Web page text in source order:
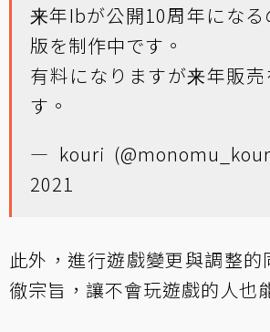
来年Ibが公開10周年になる
版を制作中です。
有料になりますが来年販売
す。
— kouri
2021
此外，進行遊戲變更與調整
徹宗旨，讓不會玩遊戲的人也